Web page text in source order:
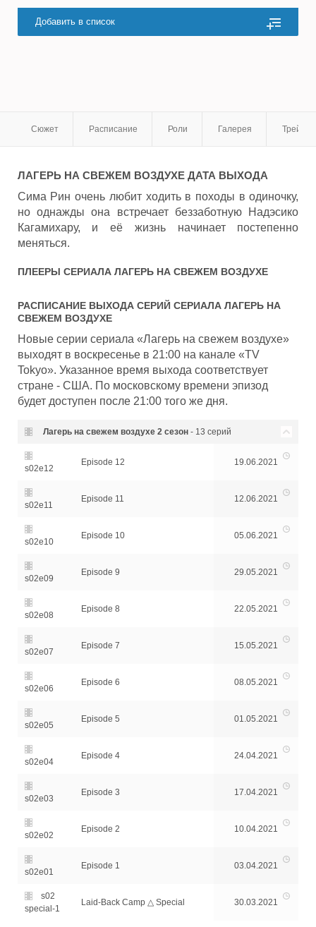
Добавить в список
Сюжет Расписание Роли Галерея
ЛАГЕРЬ НА СВЕЖЕМ ВОЗДУХЕДАТА ВЫХОДА
Сима Рин очень любит ходить в походы в одиночку,
но однажды она встречает беззаботную Надэсико
Кагамихару, и её жизнь начинает постепенно
меняться.
ПЛЕЕРЫ СЕРИАЛА ЛАГЕРЬ НА СВЕЖЕМ ВОЗДУХЕ
РАСПИСАНИЕ ВЫХОДА СЕРИЙ СЕРИАЛА ЛАГЕРЬ НА
СВЕЖЕМ ВОЗДУХЕ
Новые серии сериала «Лагерь на свежем воздухе»
выходят в воскресенье в 21:00 на канале «TV
Tokyo». Указанное время выхода соответствует
стране - США. По московскому времени эпизод
будет доступен после 21:00 того же дня.
Лагерь на свежем воздухе 2 сезон - 13 серий
s02e12
Episode 12 19.06.2021
s02e11
Episode 11 12.06.2021
s02e10
Episode 10 05.06.2021
s02e09
Episode 9 29.05.2021
s02e08
Episode 8 22.05.2021
s02e07
Episode 7 15.05.2021
s02e06
Episode 6 08.05.2021
s02e05
Episode 5 01.05.2021
s02e04
Episode 4 24.04.2021
s02e03
Episode 3 17.04.2021
s02e02
Episode 2 10.04.2021
s02e01
Episode 1 03.04.2021
s02
special-1
Laid-Back Camp △ Special 30.03.2021